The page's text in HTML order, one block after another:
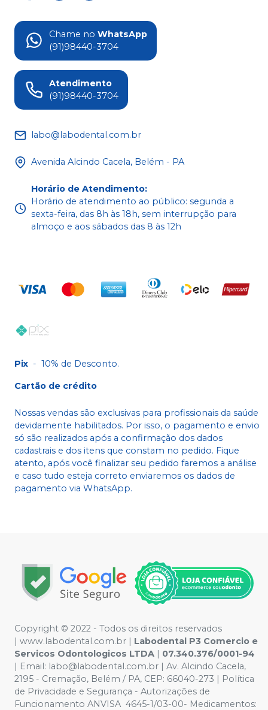
Chame no WhatsApp
(91)98440-3704
Atendimento
(91)98440-3704
labo@labodental.com.br
Avenida Alcindo Cacela, Belém - PA
Horário de Atendimento:
Horário de atendimento ao público: segunda a
sexta-feira, das 8h às 18h, sem interrupção para
almoço e aos sábados das 8 às 12h
Pix - 10% de Desconto.
Cartão de crédito
Nossas vendas são exclusivas para profissionais da saúde
devidamente habilitados. Por isso, o pagamento e envio
só são realizados após a confirmação dos dados
cadastrais e dos itens que constam no pedido. Fique
atento, após você finalizar seu pedido faremos a análise
e caso tudo esteja correto enviaremos os dados de
pagamento via WhatsApp.
Copyright © 2022 - Todos os direitos reservados
www.labodental.com.br
Labodental P3 Comercio e
Servicos Odontologicos LTDA
07.340.376/0001-94
Email: labo@labodental.com.br | Av. Alcindo Cacela,
2195 - Cremação, Belém / PA, CEP: 66040-273
Política
de Privacidade e Segurança - Autorizações de
Funcionamento ANVISA 4645-1/03-00- Medicamentos: